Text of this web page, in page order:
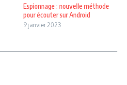
Espionnage : nouvelle méthode
pour écouter sur Android
9 janvier 2023